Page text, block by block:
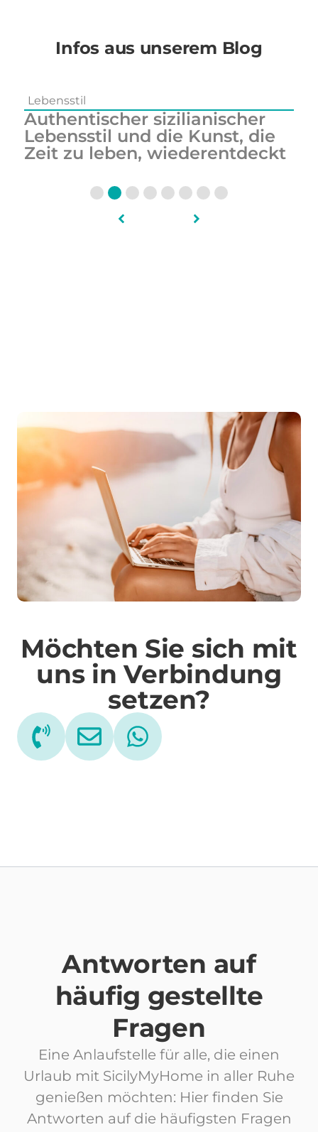
Infos aus unserem Blog
Lebensstil
Authentischer sizilianischer
Lebensstil und die Kunst, die
Zeit zu leben, wiederentdeckt
Möchten Sie sich mit
uns in Verbindung
setzen?
Antworten auf
häufig gestellte
Fragen
Eine Anlaufstelle für alle, die einen
Urlaub mit SicilyMyHome in aller Ruhe
genießen möchten: Hier finden Sie
Antworten auf die häufigsten Fragen